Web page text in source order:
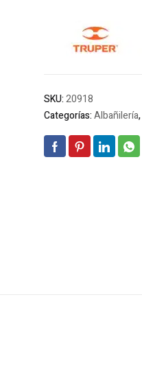
SKU:20918
Categorías:Albañilería,